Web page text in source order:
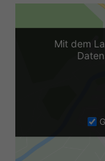
Mit dem